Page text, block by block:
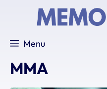
Menu
MMA